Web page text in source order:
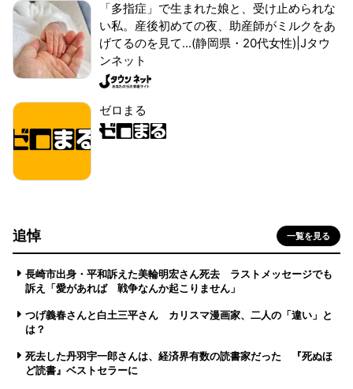
「多指症」で生まれた娘と、受け止められな
い私。産後初めての夜、助産師がミルクをあ
げてるのを見て...(静岡県・20代女性)|Jタウ
ンネット
ゼロまる
追悼 一覧を見る
長崎市出身・平和訴えた美輪明宏さん死去 ラストメッセージでも
訴え「愛があれば 戦争なんか起こりません」
つげ義春さんと白土三平さん カリスマ漫画家、二人の「違い」と
は？
死去した丹羽宇一郎さんは、経済界有数の読書家だった 『死ぬほ
ど読書』ベストセラーに